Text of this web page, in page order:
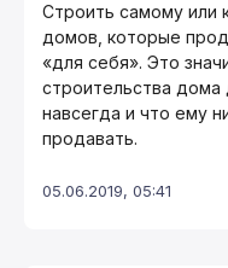
Строить самому или
домов, которые
«для себя». Это
строительства дома
навсегда и что ему
продавать.
05.06.2019, 05:41